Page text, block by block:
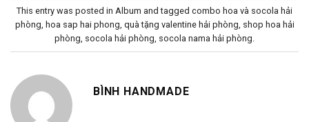
This entry was posted in Album and tagged combo hoa và socola hải
phòng, hoa sap hai phong, quà tặng valentine hải phòng, shop hoa hải
phòng, socola hải phòng, socola nama hải phòng.
BÌNH HANDMADE